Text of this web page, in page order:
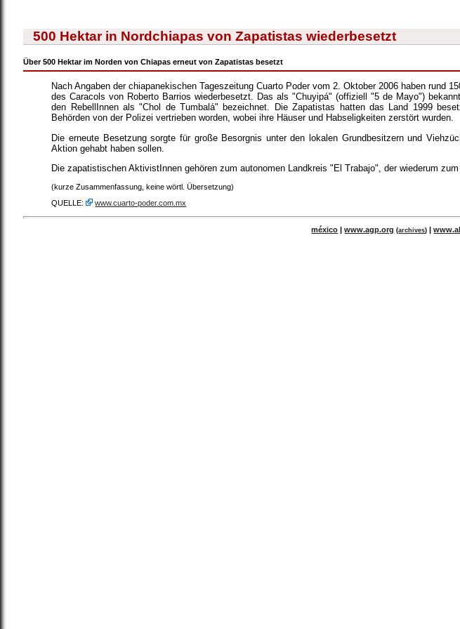
500 Hektar in Nordchiapas von Zapatistas wiederbesetzt
Über 500 Hektar im Norden von Chiapas erneut von Zapatistas besetzt
Nach Angaben der chiapanekischen Tageszeitung Cuarto Poder vom 2. Oktober 2006 haben rund
des Caracols von Roberto Barrios wiederbesetzt. Das als "Chuyipá" (offiziell "5 de Mayo")
den RebellInnen als "Chol de Tumbalá" bezeichnet. Die Zapatistas hatten das Land 1999
Behörden von der Polizei vertrieben worden, wobei ihre Häuser und Habseligkeiten zerstört wurden.
Die erneute Besetzung sorgte für große Besorgnis unter den lokalen Grundbesitzern und
Aktion gehabt haben sollen.
Die zapatistischen AktivistInnen gehören zum autonomen Landkreis "El Trabajo", der wiederum
(kurze Zusammenfassung, keine wörtl. Übersetzung)
QUELLE:
www.cuarto-poder.com.mx
méxico |www.agp.org (archives) |